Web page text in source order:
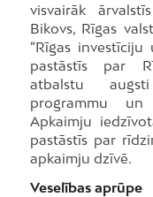
visvairāk
Bikovs, Rīgas
“Rīgas
pastāstīs par
atbalstu
programmu un
Apkaimju
pastāstīs par
apkaimju dzīvē.
Veselības aprūpe